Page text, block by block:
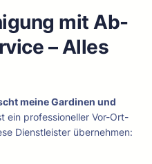
mit Ab-
– Alles
meine Gardinen und
ein professioneller Vor-Ort-
Dienstleister übernehmen: